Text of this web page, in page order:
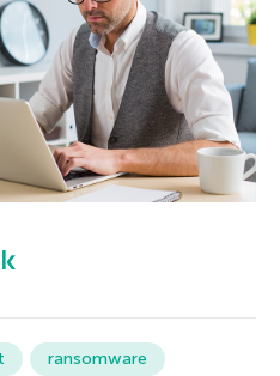
ransomware